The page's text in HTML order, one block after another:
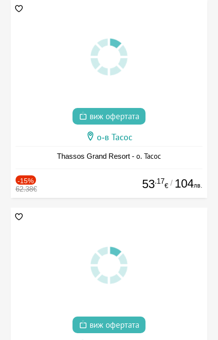
виж офертата
о-в Тасос
Thassos Grand Resort - о. Тасос
-15%
62.38€ 53.17
€ / 104лв.
виж офертата